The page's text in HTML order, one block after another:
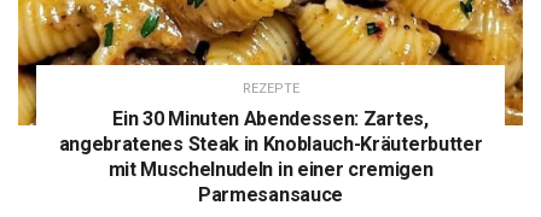
REZEPTE
Ein 30 Minuten Abendessen: Zartes,
angebratenes Steak in Knoblauch-Kräuterbutter
mit Muschelnudeln in einer cremigen
Parmesansauce